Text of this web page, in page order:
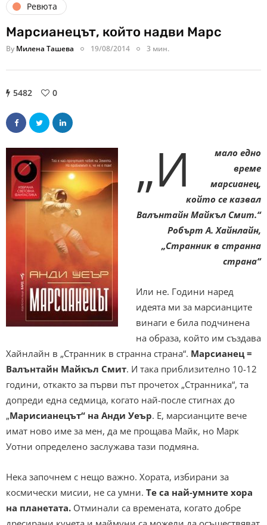
Ревюта
Марсианецът, който надви Марс
By Милена Ташева 19/08/2014 3 мин.
5482 0
„И
мало едно
време
марсианец,
който се казвал
Валънтайн Майкъл Смит.“
Робърт А. Хайнлайн,
„Странник в странна
страна“
Или не. Години наред
идеята ми за марсианците
винаги е била подчинена
на образа, който им създава
Хайнлайн в „Странник в странна страна“. Марсианец =
Валънтайн Майкъл Смит. И така приблизително 10-12
години, откакто за първи път прочетох „Странника“, та
допреди една седмица, когато най-после стигнах до
„Марисианецът“ на Анди Уеър. Е, марсианците вече
имат ново име за мен, да ме прощава Майк, но Марк
Уотни определено заслужава тази подмяна.
Нека започнем с нещо важно. Хората, избирани за
космически мисии, не са умни. Те са най-умните хора
на планетата. Отминали са времената, когато добре